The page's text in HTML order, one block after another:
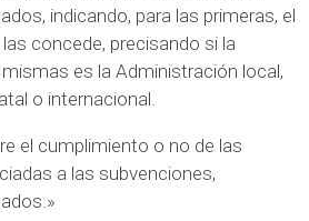
indicando, para las primeras, el
concede, precisando si la
es la Administración local,
o internacional.
el cumplimiento o no de las
a las subvenciones,